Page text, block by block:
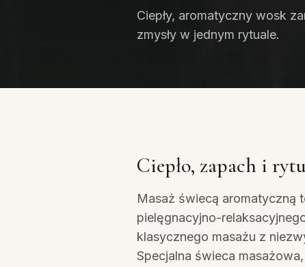
Ciepły, aromatyczny wosk
zmysły w jednym rytuale.
Ciepło, zapach i
Masaż świecą aromatyczną
pielęgnacyjno-
klasycznego masażu z
Specjalna świeca